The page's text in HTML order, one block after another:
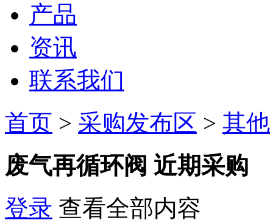
产品
资讯
联系我们
首页 > 采购发布区 > 其他
废气再循环阀 近期采购
登录 查看全部内容